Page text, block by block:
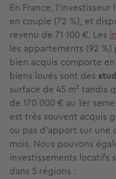
En France,
en couple (72 %), et
revenu de 71 100 €. Les
les appartements (92
bien acquis comporte
biens loués sont des
surface de 45 m² tandis
de 170 000 € au 1er
est très souvent acquis
ou pas d’apport sur une
mois. Nous pouvons
investissements locatifs
dans 5 régions :